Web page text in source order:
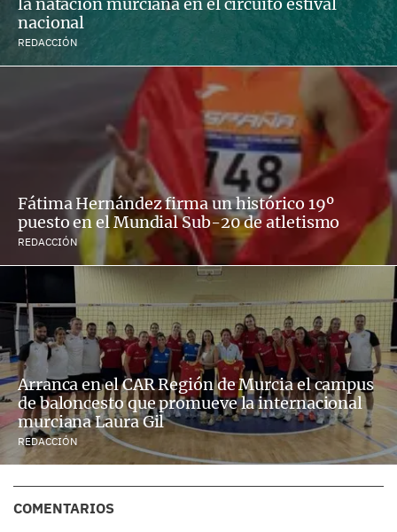
nacional
REDACCIÓN
Fátima Hernández firma un histórico 19º
puesto en el Mundial Sub-20 de atletismo
REDACCIÓN
Arranca en el CAR Región de Murcia el campus
de baloncesto que promueve la internacional
murciana Laura Gil
REDACCIÓN
COMENTARIOS